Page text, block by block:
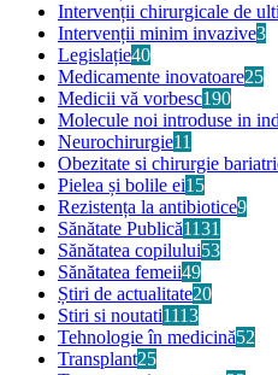
Intervenții chirurgicale de
Intervenții minim invazive3
Legislație40
Medicamente inovatoare25
Medicii vă vorbesc190
Molecule noi introduse in
Neurochirurgie11
Obezitate si chirurgie
Pielea și bolile ei15
Rezistența la antibiotice9
Sănătate Publică1131
Sănătatea copilului53
Sănătatea femeii49
Știri de actualitate20
Stiri si noutati1113
Tehnologie în medicină52
Transplant25